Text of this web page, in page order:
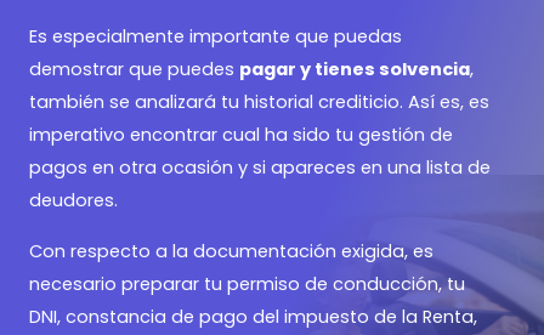
Es especialmente importante que puedas
demostrar que puedes pagar y tienes solvencia,
también se analizará tu historial crediticio. Así es, es
imperativo encontrar cual ha sido tu gestión de
pagos en otra ocasión y si apareces en una lista de
deudores.
Con respecto a la documentación exigida, es
necesario preparar tu permiso de conducción, tu
DNI, constancia de pago del impuesto de la Renta,